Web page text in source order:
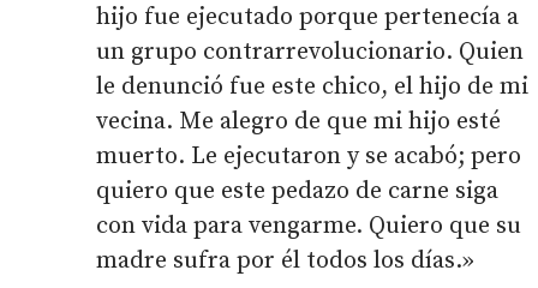
hijo fue ejecutado porque pertenecía a
un grupo contrarrevolucionario. Quien
le denunció fue este chico, el hijo de mi
vecina. Me alegro de que mi hijo esté
muerto. Le ejecutaron y se acabó; pero
quiero que este pedazo de carne siga
con vida para vengarme. Quiero que su
madre sufra por él todos los días.»